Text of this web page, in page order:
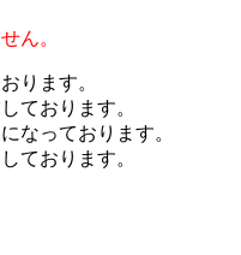
ん。
ります。
ております。
なっております。
ております。